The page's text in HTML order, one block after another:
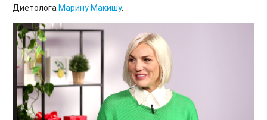
ДиетологаМарину Макишу.